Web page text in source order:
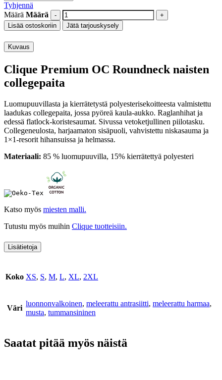
Tyhjennä
Määrä Määrä
Lisää ostoskoriin Jätä tarjouskysely
Kuvaus
Clique Premium OC Roundneck naisten
collegepaita
Luomupuuvillasta ja kierrätetystä polyesterisekoitteesta valmistettu
laadukas collegepaita, jossa pyöreä kaula-aukko. Raglanhihat ja
edessä flatlock-koristesaumat. Sivussa vetoketjullinen piilotasku.
Collegeneulosta, harjaamaton sisäpuoli, vahvistettu niskasauma ja
1×1-resorit hihansuissa ja helmassa.
Materiaali: 85 % luomupuuvilla, 15% kierrätettyä polyesteri
Katso myös miesten malli.
Tutustu myös muihin Clique tuotteisiin.
Lisätietoja
Koko XS, S, M, L, XL, 2XL
Väri
luonnonvalkoinen, meleerattu antrasiitti, meleerattu harmaa,
musta, tummansininen
Saatat pitää myös näistä